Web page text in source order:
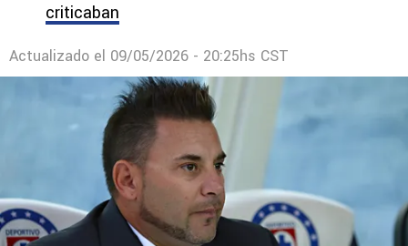
criticaban
Actualizado el 09/05/2026 - 20:25hs CST